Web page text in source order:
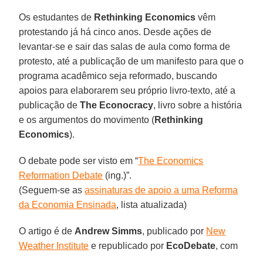
Os estudantes de Rethinking Economics vêm
protestando já há cinco anos. Desde ações de
levantar-se e sair das salas de aula como forma de
protesto, até a publicação de um manifesto para que o
programa acadêmico seja reformado, buscando
apoios para elaborarem seu próprio livro-texto, até a
publicação deThe Econocracy, livro sobre a história
e os argumentos do movimento (Rethinking
Economics).
O debate pode ser visto em “The Economics
Reformation Debate (ing.)”.
(Seguem-se asassinaturas de apoio a uma Reforma
da Economia Ensinada, lista atualizada)
O artigo é de Andrew Simms, publicado por New
Weather Institute e republicado por EcoDebate, com